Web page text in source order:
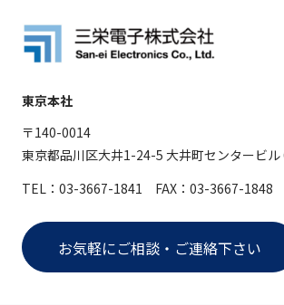
東京本社
〒140-0014
東京都品川区大井1-24-5 大井町センタービル
TEL：03-3667-1841 FAX：03-3667-1848
お気軽にご相談・ご連絡下さい